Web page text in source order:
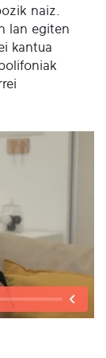
naiz.
lan egiten
kantua